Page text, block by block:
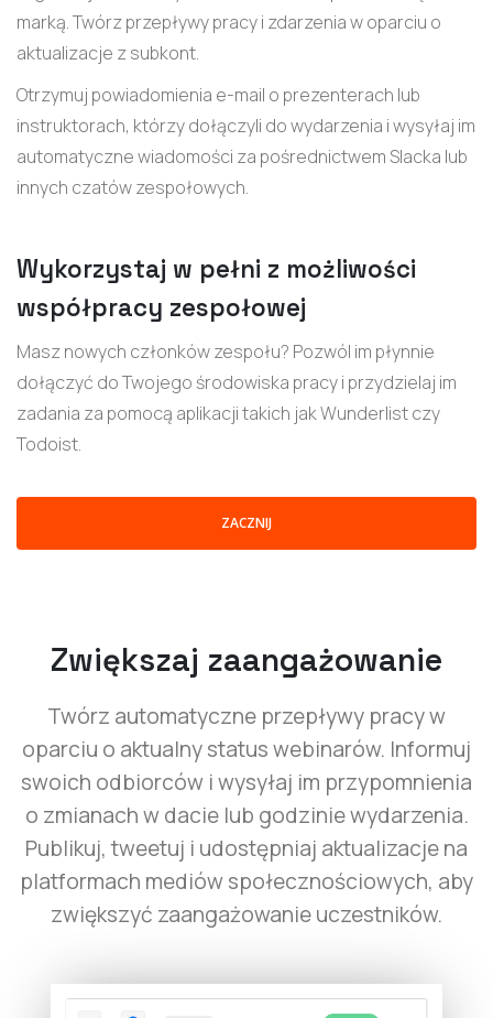
marką. Twórz przepływy pracy i zdarzenia w oparciu o
aktualizacje z subkont.
Otrzymuj powiadomienia e-mail o prezenterach lub
instruktorach, którzy dołączyli do wydarzenia i wysyłaj im
automatyczne wiadomości za pośrednictwem Slacka lub
innych czatów zespołowych.
Wykorzystaj w pełni z możliwości
współpracy zespołowej
Masz nowych członków zespołu? Pozwól im płynnie
dołączyć do Twojego środowiska pracy i przydzielaj im
zadania za pomocą aplikacji takich jak Wunderlist czy
Todoist.
ZACZNIJ
Zwiększaj zaangażowanie
Twórz automatyczne przepływy pracy w
oparciu o aktualny status webinarów. Informuj
swoich odbiorców i wysyłaj im przypomnienia
o zmianach w dacie lub godzinie wydarzenia.
Publikuj, tweetuj i udostępniaj aktualizacje na
platformach mediów społecznościowych, aby
zwiększyć zaangażowanie uczestników.